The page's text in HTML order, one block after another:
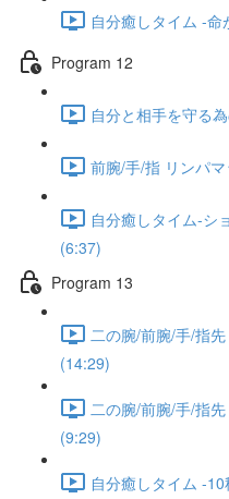
自分癒しタイム -
Program 12
自分と相手を守る
前腕/手/指 リンパ
自分癒しタイム-シ
(6:37)
Program 13
二の腕/前腕/手/指
(14:29)
二の腕/前腕/手/指
(9:29)
自分癒しタイム -